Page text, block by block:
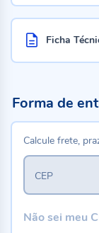
Ficha
Forma de
Calcule frete,
CEP
Não sei meu